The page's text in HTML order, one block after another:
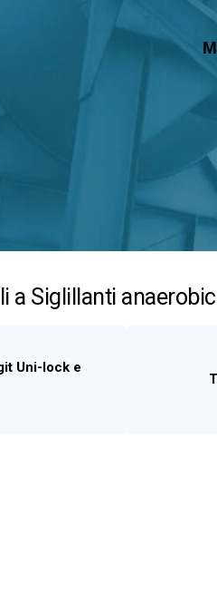
a Siglillanti
Uni-lock e